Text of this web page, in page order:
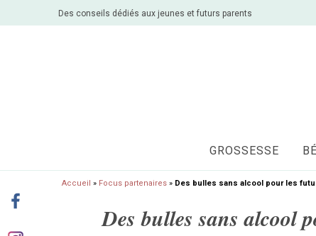
Des conseils dédiés aux jeunes et futurs parents
GROSSESSE
Accueil » Focus partenaires » Des bulles sans alcool pour les
Des bulles sans alcool